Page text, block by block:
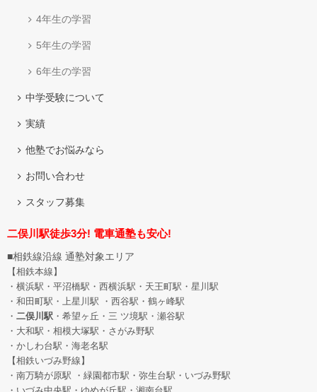
4年生の学習
5年生の学習
6年生の学習
中学受験について
実績
他塾でお悩みなら
お問い合わせ
スタッフ募集
二俣川駅徒歩3分! 電車通塾も安心!
■相鉄線沿線 通塾対象エリア
【相鉄本線】
・横浜駅・平沼橋駅・西横浜駅・天王町駅・星川駅
・和田町駅 ・上星川駅 ・西谷駅・鶴ヶ峰駅
・ 二俣川駅 ・希望ヶ丘 ・三 ツ境駅・瀬谷駅
・大和駅・相模大塚駅・さがみ野駅
・かしわ台駅・海老名駅
【相鉄いづみ野線】
・南万騎が原駅 ・緑園都市駅・弥生台駅・いづみ野駅